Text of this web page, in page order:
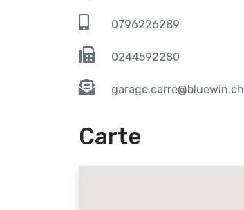
0796226289
0244592280
garage.carre@bluewin.ch
Carte